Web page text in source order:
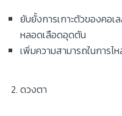
ยับยั้งการเกาะตัวของคอ
หลอดเลือดอุดตัน
เพิ่มความสามารถในการไ
ดวงตา